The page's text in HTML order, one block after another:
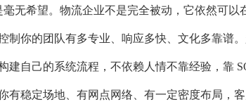
无希望。物流企业不是完全被动，它依然可以
制你的团队有多专业、响应多快、文化多靠谱
建自己的系统流程，不依赖人情不靠经验，靠
有稳定场地、有网点网络、有一定密度布局，客